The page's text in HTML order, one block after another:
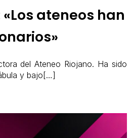
«Los ateneos han
del Ateneo Riojano. Ha sido
y bajo[…]